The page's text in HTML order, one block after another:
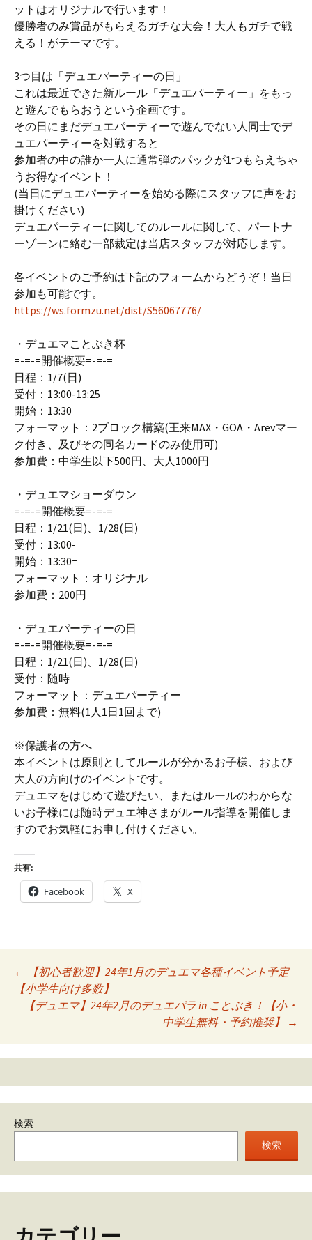
ットはオリジナルで行います！
優勝者のみ賞品がもらえるガチな大会！大人もガチで戦
える！がテーマです。
3つ目は「デュエパーティーの日」
これは最近できた新ルール「デュエパーティー」をもっ
と遊んでもらおうという企画です。
その日にまだデュエパーティーで遊んでない人同士でデ
ュエパーティーを対戦すると
参加者の中の誰か一人に通常弾のパックが1つもらえちゃ
うお得なイベント！
(当日にデュエパーティーを始める際にスタッフに声をお
掛けください)
デュエパーティーに関してのルールに関して、パートナ
ーゾーンに絡む一部裁定は当店スタッフが対応します。
各イベントのご予約は下記のフォームからどうぞ！当日
参加も可能です。
https://ws.formzu.net/dist/S56067776/
・デュエマことぶき杯
=-=-=開催概要=-=-=
日程：1/7(日)
受付：13:00-13:25
開始：13:30
フォーマット：2ブロック構築(王来MAX・GOA・Arevマー
ク付き、及びその同名カードのみ使用可)
参加費：中学生以下500円、大人1000円
・デュエマショーダウン
=-=-=開催概要=-=-=
日程：1/21(日)、1/28(日)
受付：13:00-
開始：13:30ｰ
フォーマット：オリジナル
参加費：200円
・デュエパーティーの日
=-=-=開催概要=-=-=
日程：1/21(日)、1/28(日)
受付：随時
フォーマット：デュエパーティー
参加費：無料(1人1日1回まで)
※保護者の方へ
本イベントは原則としてルールが分かるお子様、および
大人の方向けのイベントです。
デュエマをはじめて遊びたい、またはルールのわからな
いお子様には随時デュエ神さまがルール指導を開催しま
すのでお気軽にお申し付けください。
共有:
Facebook X
Post
navigation
←
【初心者歓迎】24年1月のデュエマ各種イベント予定
【小学生向け多数】
【デュエマ】24年2月のデュエパラ in ことぶき！【小・
中学生無料・予約推奨】 →
検索
検索